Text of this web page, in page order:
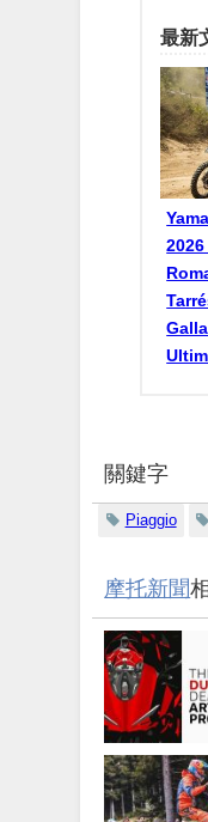
最新
2026
關鍵字
Piaggio
摩托新聞